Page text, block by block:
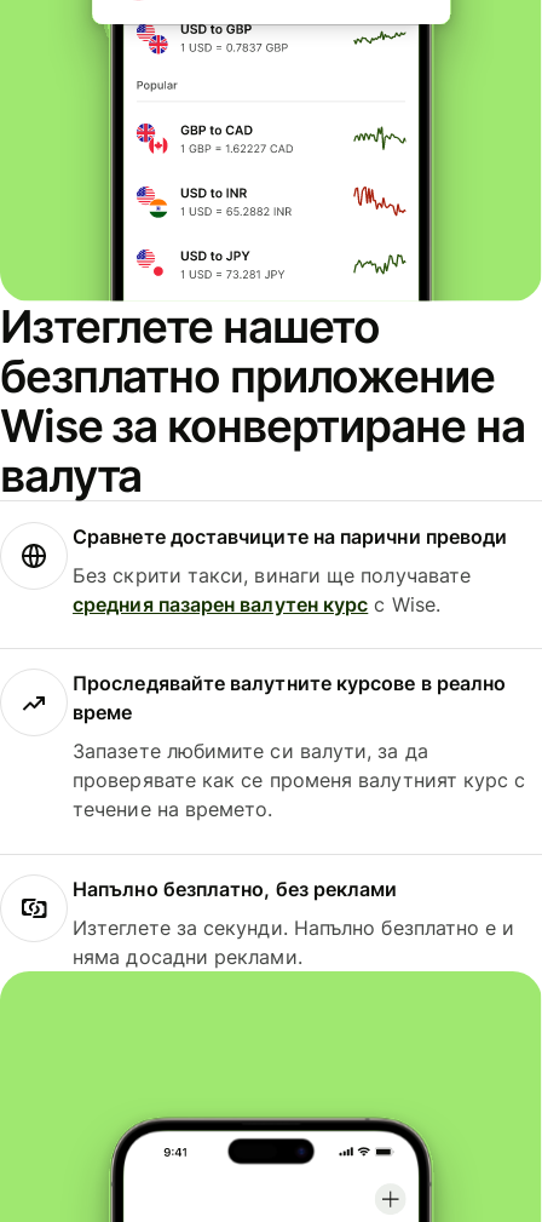
Изтеглете нашето
безплатно приложение
Wise за конвертиране на
валута
Сравнете доставчиците на парични преводи
Без скрити такси, винаги ще получавате
средния пазарен валутен курс с Wise.
Проследявайте валутните курсове в реално
време
Запазете любимите си валути, за да
проверявате как се променя валутният курс с
течение на времето.
Напълно безплатно, без реклами
Изтеглете за секунди. Напълно безплатно е и
няма досадни реклами.